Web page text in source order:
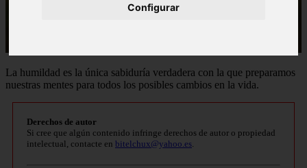
Configurar
La humildad es la única sabiduría verdadera con la que preparamos
nuestras mentes para todos los posibles cambios en la vida.
Derechos de autor
Si cree que algún contenido infringe derechos de autor o propiedad
intelectual, contacte en bitelchux@yahoo.es